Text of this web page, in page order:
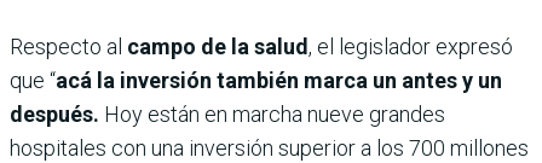
Respecto al campo de la salud, el legislador expresó
que “acá la inversión también marca un antes y un
después. Hoy están en marcha nueve grandes
hospitales con una inversión superior a los 700 millones